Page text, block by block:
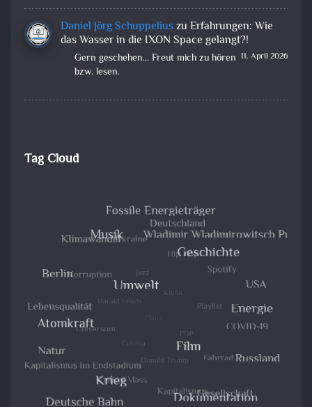
Daniel Jörg Schuppeliuszu Erfahrungen: Wie
das Wasser in die IXON Space gelangt?!
11. April 2026
Gern geschehen... Freut mich zu hören
bzw. lesen.
Tag Cloud